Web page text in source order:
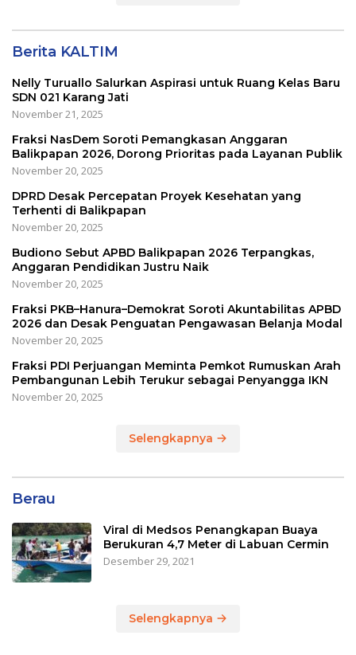
Berita KALTIM
Nelly Turuallo Salurkan Aspirasi untuk Ruang Kelas Baru
SDN 021 Karang Jati
November 21, 2025
Fraksi NasDem Soroti Pemangkasan Anggaran
Balikpapan 2026, Dorong Prioritas pada Layanan Publik
November 20, 2025
DPRD Desak Percepatan Proyek Kesehatan yang
Terhenti di Balikpapan
November 20, 2025
Budiono Sebut APBD Balikpapan 2026 Terpangkas,
Anggaran Pendidikan Justru Naik
November 20, 2025
Fraksi PKB–Hanura–Demokrat Soroti Akuntabilitas APBD
2026 dan Desak Penguatan Pengawasan Belanja Modal
November 20, 2025
Fraksi PDI Perjuangan Meminta Pemkot Rumuskan Arah
Pembangunan Lebih Terukur sebagai Penyangga IKN
November 20, 2025
Selengkapnya
Berau
Viral di Medsos Penangkapan Buaya
Berukuran 4,7 Meter di Labuan Cermin
Desember 29, 2021
Selengkapnya